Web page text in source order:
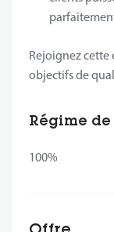
Rejoignez cette
objectifs de
Régime
100%